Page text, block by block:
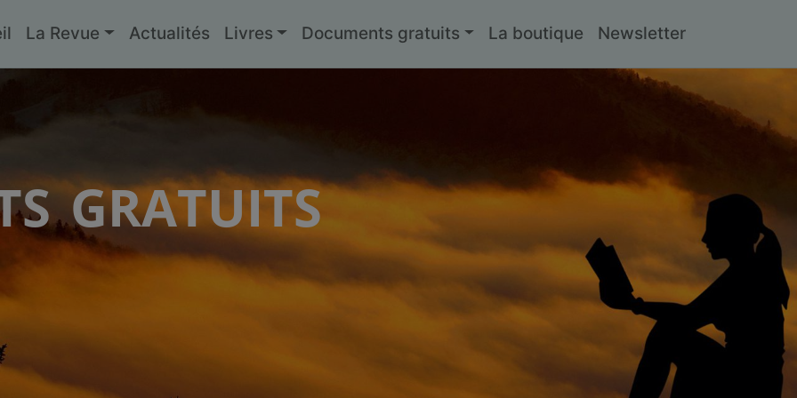
La Revue Actualités Livres Documents gratuits La boutique Newsletter
gratuits